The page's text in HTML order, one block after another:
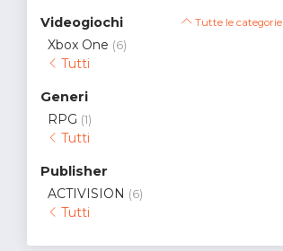
Videogiochi Tutte le categorie
Xbox One (6)
Tutti
Generi
RPG (1)
Tutti
Publisher
ACTIVISION (6)
Tutti